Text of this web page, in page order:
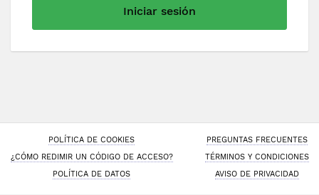
Iniciar sesión
POLÍTICA DE COOKIES
PREGUNTAS FRECUENTES
¿CÓMO REDIMIR UN CÓDIGO DE ACCESO?
TÉRMINOS Y CONDICIONES
POLÍTICA DE DATOS
AVISO DE PRIVACIDAD